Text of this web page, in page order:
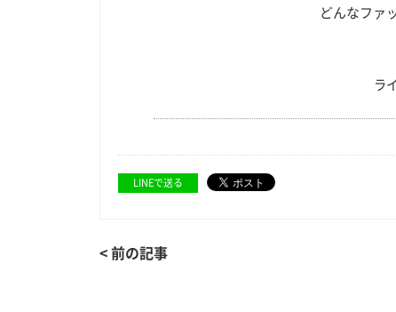
どんなファ
ラ
LINEで送る
< 前の記事